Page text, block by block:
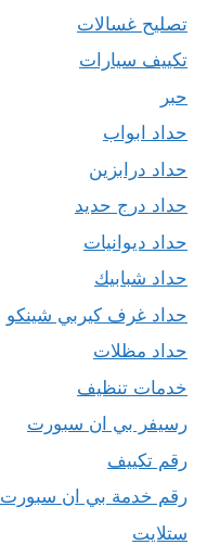
تصليح غسالات
تكييف سيارات
حبر
حداد ابواب
حداد درابزين
حداد درج حديد
حداد ديوانيات
حداد شبابيك
حداد غرف كيربي شينكو
حداد مظلات
خدمات تنظيف
رسيفر بي ان سبورت
رقم تكييف
رقم خدمة بي ان سبورت
ستلايت